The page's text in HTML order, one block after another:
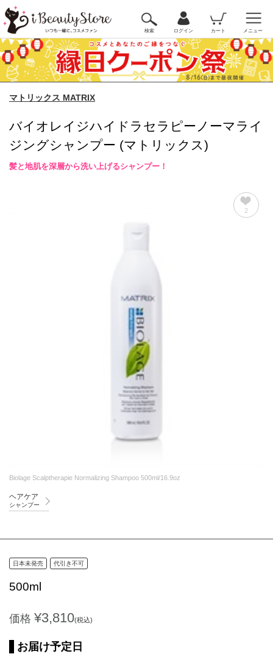
検索 ログイン カート メニュー
マトリックス MATRIX
バイオレイジハイドラセラピーノーマライ
ジングシャンプー (マトリックス)
髪と地肌を深層から洗い上げるシャンプー！
2
Biolage Scalptherapie Normalizing Shampoo 500ml/16.9oz
ヘアケア
シャンプー
日本未発売 代引き不可
500ml
価格 ¥3,810(税込)
お届け予定日